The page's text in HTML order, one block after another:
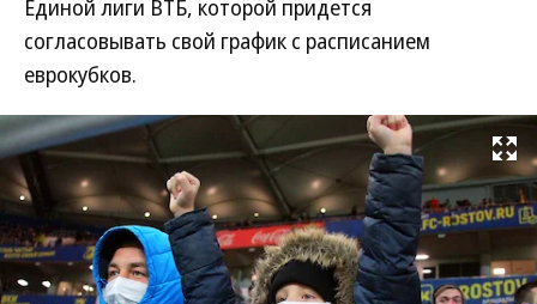
Единой лиги ВТБ, которой придется
согласовывать свой график с расписанием
еврокубков.
Развернуть